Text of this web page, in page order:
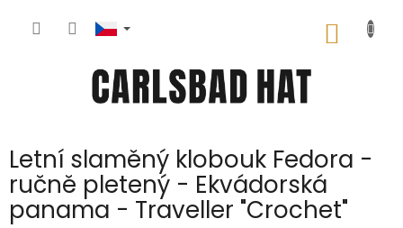
Letní slaměný klobouk Fedora -
ručně pletený - Ekvádorská
panama - Traveller "Crochet"